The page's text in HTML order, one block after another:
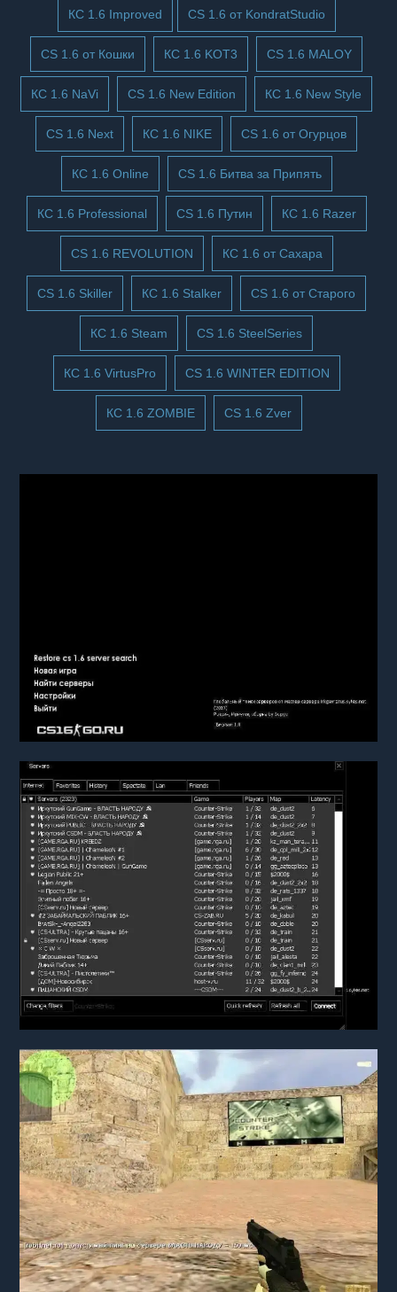
КС 1.6 Improved CS 1.6 от KondratStudio
CS 1.6 от Кошки КС 1.6 KOT3 CS 1.6 MALOY
КС 1.6 NaVi CS 1.6 New Edition КС 1.6 New Style
CS 1.6 Next КС 1.6 NIKE CS 1.6 от Огурцов
КС 1.6 Online CS 1.6 Битва за Припять
КС 1.6 Professional CS 1.6 Путин КС 1.6 Razer
CS 1.6 REVOLUTION КС 1.6 от Сахара
CS 1.6 Skiller КС 1.6 Stalker CS 1.6 от Старого
КС 1.6 Steam CS 1.6 SteelSeries
КС 1.6 VirtusPro CS 1.6 WINTER EDITION
КС 1.6 ZOMBIE CS 1.6 Zver